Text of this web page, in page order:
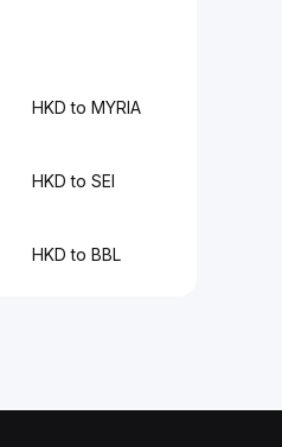
HKD to MYRIA
HKD to SEI
HKD to BBL